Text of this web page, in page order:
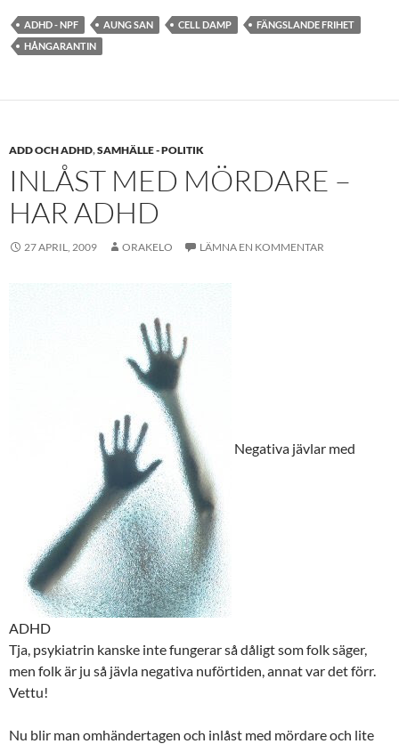
ADHD - NPF AUNG SAN CELL DAMP
FÄNGSLANDE FRIHET
HÅNGARANTIN
ADD OCH ADHD,SAMHÄLLE - POLITIK
INLÅST MED MÖRDARE –
HAR ADHD
27 APRIL, 2009 ORAKELO LÄMNA EN KOMMENTAR
Negativa jävlar med
ADHD
Tja, psykiatrin kanske inte fungerar så dåligt som folk säger,
men folk är ju så jävla negativa nuförtiden, annat var det förr.
Vettu!
Nu blir man omhändertagen och inlåst med mördare och lite